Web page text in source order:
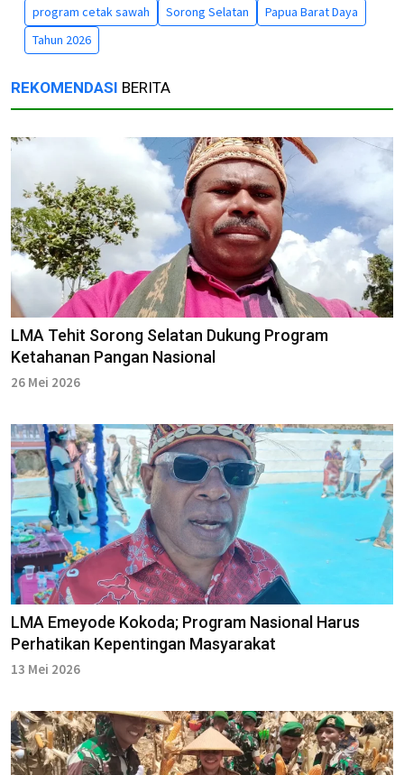
program cetak sawah Sorong Selatan
Papua Barat Daya
Tahun 2026
REKOMENDASI BERITA
LMA Tehit Sorong Selatan Dukung Program
Ketahanan Pangan Nasional
26 Mei 2026
LMA Emeyode Kokoda; Program Nasional Harus
Perhatikan Kepentingan Masyarakat
13 Mei 2026